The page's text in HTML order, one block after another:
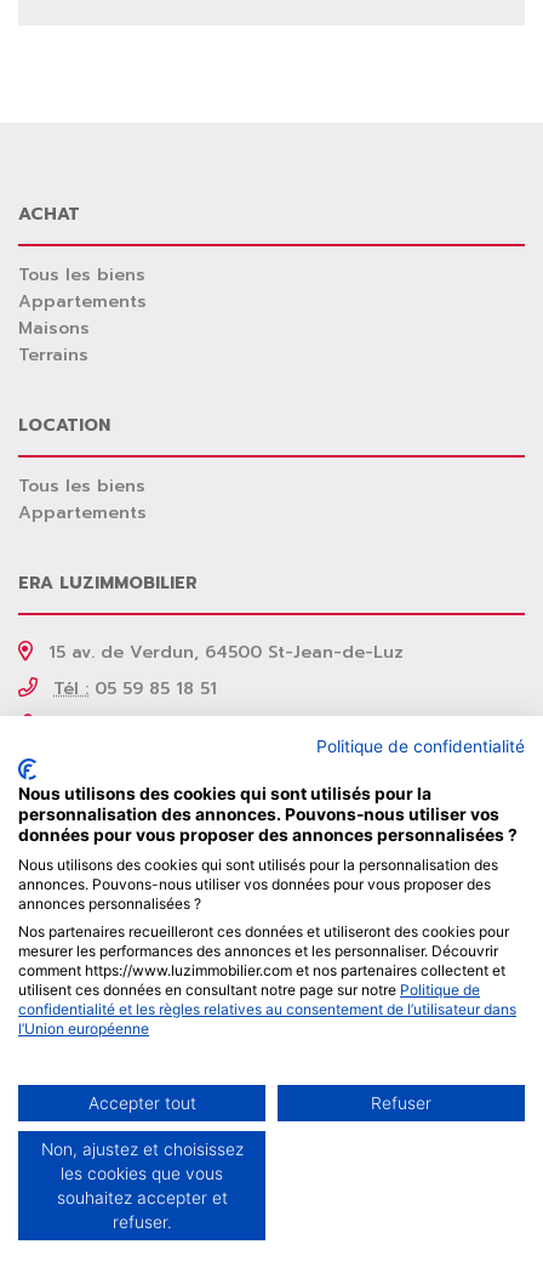
ACHAT
Tous les biens
Appartements
Maisons
Terrains
LOCATION
Tous les biens
Appartements
ERA LUZIMMOBILIER
15 av. de Verdun, 64500 St-Jean-de-Luz
Tél : 05 59 85 18 51
NOS PARTENAIRES
Mentions Légales
© ERA LuzImmobilier - 2026 - Tous droits réservés - Une
réalisation
Politique de confidentialité
Nous utilisons des cookies qui sont utilisés pour la
personnalisation des annonces. Pouvons-nous utiliser vos
données pour vous proposer des annonces personnalisées ?
Nous utilisons des cookies qui sont utilisés pour la personnalisation des
annonces. Pouvons-nous utiliser vos données pour vous proposer des
annonces personnalisées ?
Nos partenaires recueilleront ces données et utiliseront des cookies pour
mesurer les performances des annonces et les personnaliser. Découvrir
comment https://www.luzimmobilier.com et nos partenaires collectent et
utilisent ces données en consultant notre page sur notre Politique de
confidentialité et les règles relatives au consentement de l’utilisateur dans
l’Union européenne
Accepter tout Refuser
Non, ajustez et choisissez
les cookies que vous
souhaitez accepter et
refuser.